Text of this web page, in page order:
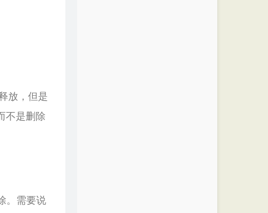
放，但是
不是删除
。需要说